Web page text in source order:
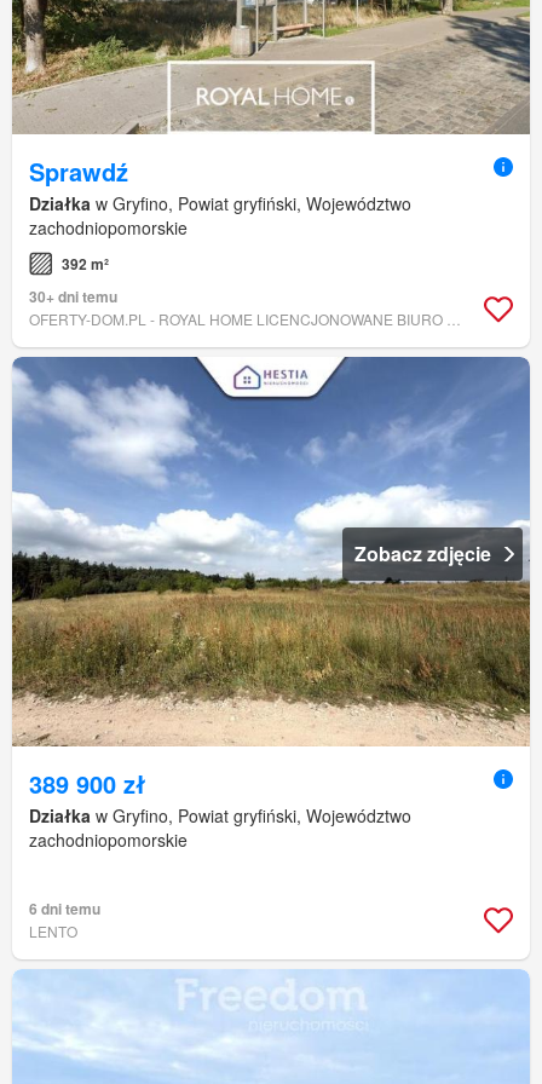
Sprawdź
Działka w Gryfino, Powiat gryfiński, Województwo
zachodniopomorskie
392 m²
30+ dni temu
Zobacz zdjęcie
389 900 zł
Działka w Gryfino, Powiat gryfiński, Województwo
zachodniopomorskie
6 dni temu
LENTO